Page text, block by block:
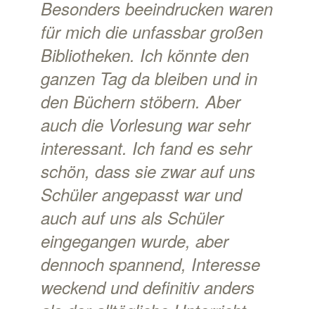
Besonders beeindrucken waren
für mich die unfassbar großen
Bibliotheken. Ich könnte den
ganzen Tag da bleiben und in
den Büchern stöbern. Aber
auch die Vorlesung war sehr
interessant. Ich fand es sehr
schön, dass sie zwar auf uns
Schüler angepasst war und
auch auf uns als Schüler
eingegangen wurde, aber
dennoch spannend, Interesse
weckend und definitiv anders